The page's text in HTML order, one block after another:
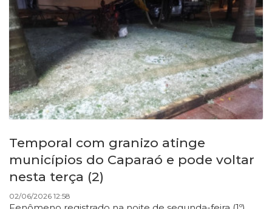
Temporal com granizo atinge
municípios do Caparaó e pode voltar
nesta terça (2)
02/06/2026 12:58